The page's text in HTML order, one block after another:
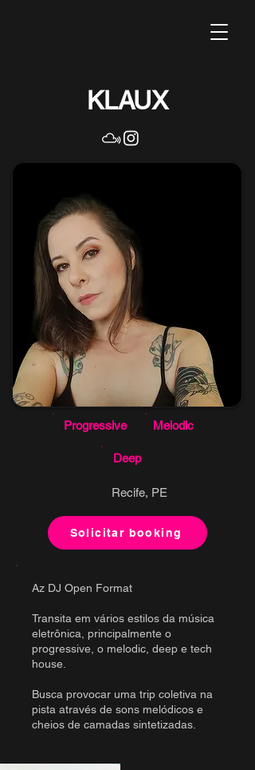
KLAUX
Progressive Melodic
Deep
Recife, PE
Solicitar booking
Az DJ Open Format
Transita em vários estilos da música
eletrônica, principalmente o
progressive, o melodic, deep e tech
house.
Busca provocar uma trip coletiva na
pista através de sons melódicos e
cheios de camadas sintetizadas.